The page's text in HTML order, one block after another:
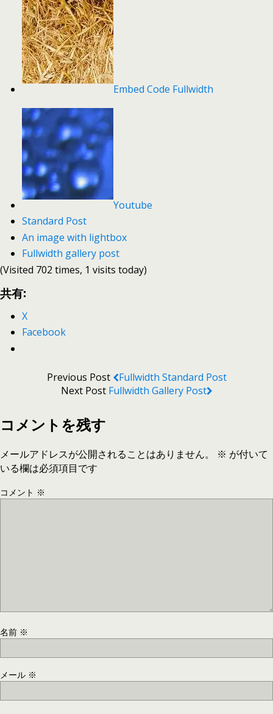
Embed Code Fullwidth
Youtube
Standard Post
An image with lightbox
Fullwidth gallery post
(Visited 702 times, 1 visits today)
共有:
X
Facebook
Previous Post
Fullwidth Standard Post
Next Post Fullwidth Gallery Post
コメントを残す
メールアドレスが公開されることはありません。 ※ が付いて
いる欄は必須項目です
コメント ※
名前 ※
メール ※